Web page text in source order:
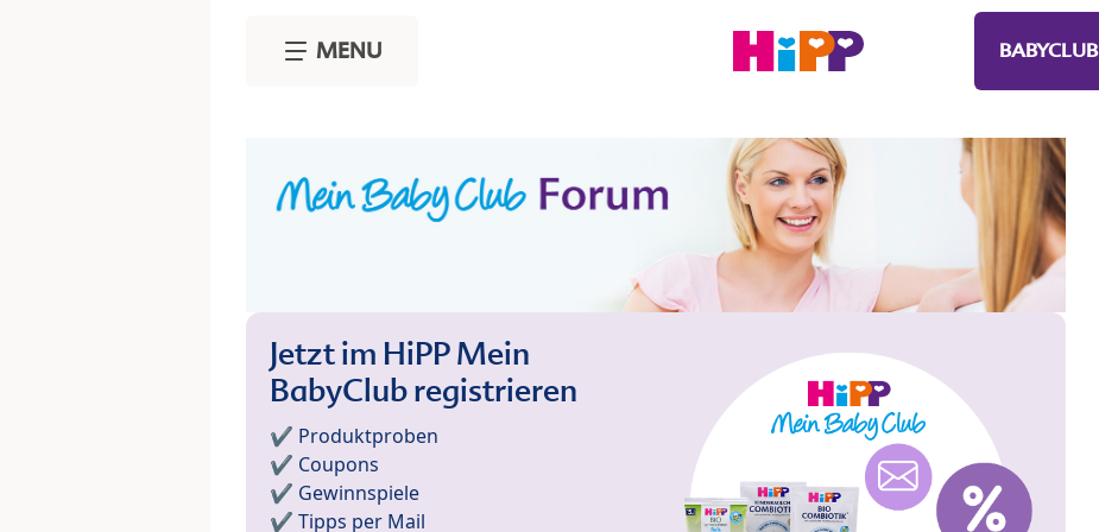
MENU BABYCLUB
Jetzt im HiPP Mein
BabyClub registrieren
✔️ Produktproben
✔️ Coupons
✔️ Gewinnspiele
✔️ Tipps per Mail